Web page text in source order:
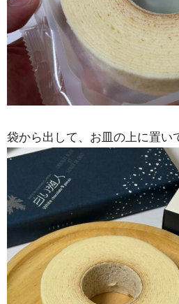
袋から出して、お皿の上に置い